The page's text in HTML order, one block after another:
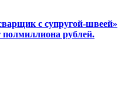
с супругой-швеей»
рублей.